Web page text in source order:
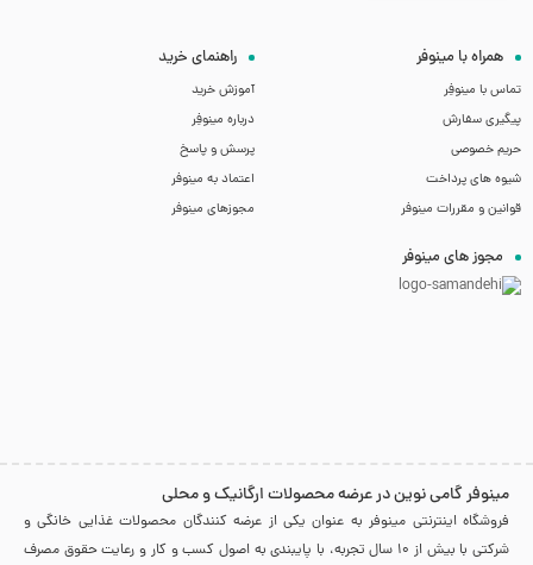
همراه با مینوفر
تماس با مینوفِر
پیگیری سفارش
حریم خصوصی
شیوه های پرداخت
قوانین و مقررات مینوفر
راهنمای خرید
آموزش خرید
درباره مینوفِر
پرسش و پاسخ
اعتماد به مینوفر
مجوزهای مینوفر
مجوز های مینوفر
مینوفر گامی نوین در عرضه محصولات ارگانیک و محلی
فروشگاه اینترنتی مینوفر به عنوان یکی از عرضه کنندگان محصولات غذایی خانگی و
شرکتی با بیش از 10 سال تجربه، با پایبندی به اصول کسب و کار و رعایت حقوق مصرف